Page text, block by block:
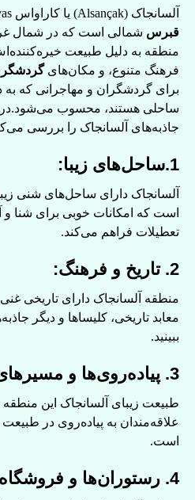
آلسانجاک (Alsançak) یا کاراواس Karavas یکی از مناطق زیبای
قبرس شمالی است که در شمال
منطقه به دلیل طبیعت
فرهنگ متنوع، و مکان‌های
برای گردشگران و مهاجرانی که به
ساحلی هستند، محسوب می‌شود.در
جاذبه‌های آلسانجاک را بررسی
1.ساحل‌های زیبا:
آلسانجاک دارای ساحل‌های شنی
است که امکانات خوبی برای شنا
تعطیلات فراهم می‌کند.
2. تاریخ و فرهنگ:
منطقه آلسانجاک دارای تاریخی
معابد تاریخی، کلیساها و دیگر
ببینید.
3. پیاده‌روی‌ها و مسیرهای کوهستانی:
طبیعت زیبای آلسانجاک این
علاقه‌مندان به پیاده‌روی در
است.
4. رستوران‌ها و فروشگاه‌ها: